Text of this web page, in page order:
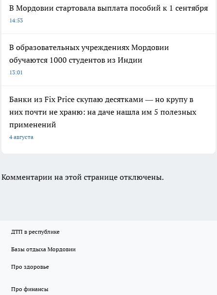
В Мордовии стартовала выплата пособий к 1 сентября
14:53
В образовательных учреждениях Мордовии
обучаются 1000 студентов из Индии
13:01
Банки из Fix Price скупаю десятками — но крупу в
них почти не храню: на даче нашла им 5 полезных
применений
4 августа
Комментарии на этой странице отключены.
ДТП в республике
Базы отдыха Мордовии
Про здоровье
Про финансы